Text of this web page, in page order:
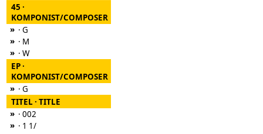
45 ·
KOMPONIST/COMPOSER
» · G
» · M
» · W
EP ·
KOMPONIST/COMPOSER
» · G
TITEL · TITLE
» · 002
» · 1 1/